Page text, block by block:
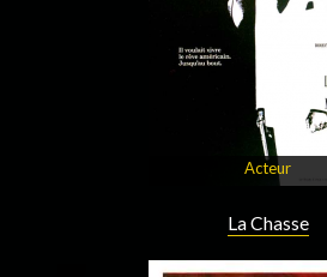
Acteur
La Chasse